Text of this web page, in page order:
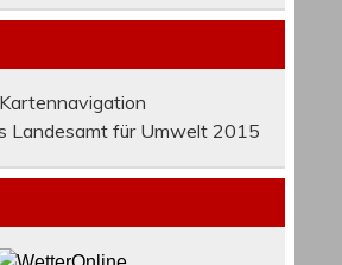
Landesamt für Umwelt 2015